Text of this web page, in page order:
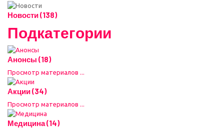
Новости (138)
Подкатегории
Анонсы (18)
Просмотр материалов ...
Акции (34)
Просмотр материалов ...
Медицина (14)